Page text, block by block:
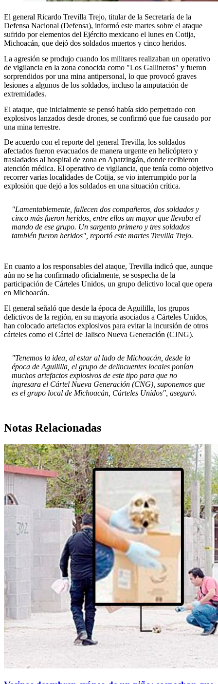
El general Ricardo Trevilla Trejo, titular de la Secretaría de la
Defensa Nacional (Defensa), informó este martes sobre el ataque
sufrido por elementos del Ejército mexicano el lunes en Cotija,
Michoacán, que dejó dos soldados muertos y cinco heridos.
La agresión se produjo cuando los militares realizaban un operativo
de vigilancia en la zona conocida como "Los Gallineros" y fueron
sorprendidos por una mina antipersonal, lo que provocó graves
lesiones a algunos de los soldados, incluso la amputación de
extremidades.
El ataque, que inicialmente se pensó había sido perpetrado con
explosivos lanzados desde drones, se confirmó que fue causado por
una mina terrestre.
De acuerdo con el reporte del general Trevilla, los soldados
afectados fueron evacuados de manera urgente en helicóptero y
trasladados al hospital de zona en Apatzingán, donde recibieron
atención médica. El operativo de vigilancia, que tenía como objetivo
recorrer varias localidades de Cotija, se vio interrumpido por la
explosión que dejó a los soldados en una situación crítica.
"Lamentablemente, fallecen dos compañeros, dos soldados y
cinco más fueron heridos, entre ellos un mayor que llevaba el
mando de ese grupo. Un sargento primero y tres soldados
también fueron heridos", reportó este martes Trevilla Trejo.
En cuanto a los responsables del ataque, Trevilla indicó que, aunque
aún no se ha confirmado oficialmente, se sospecha de la
participación de Cárteles Unidos, un grupo delictivo local que opera
en Michoacán.
El general señaló que desde la época de Aguililla, los grupos
delictivos de la región, en su mayoría asociados a Cárteles Unidos,
han colocado artefactos explosivos para evitar la incursión de otros
cárteles como el Cártel de Jalisco Nueva Generación (CJNG).
"Tenemos la idea, al estar al lado de Michoacán, desde la
época de Aguililla, el grupo de delincuentes locales ponían
muchos artefactos explosivos de este tipo para que no
ingresara el Cártel Nueva Generación (CNG), suponemos que
es el grupo local de Michoacán, Cárteles Unidos", aseguró.
Notas Relacionadas